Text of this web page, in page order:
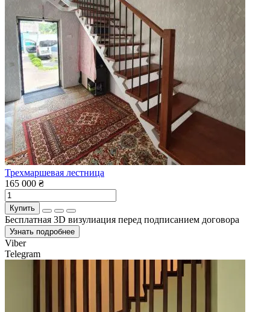
Трехмаршевая лестница
165 000 ₴
Купить
Бесплатная 3D визулиация перед подписанием договора
Узнать подробнее
Viber
Telegram